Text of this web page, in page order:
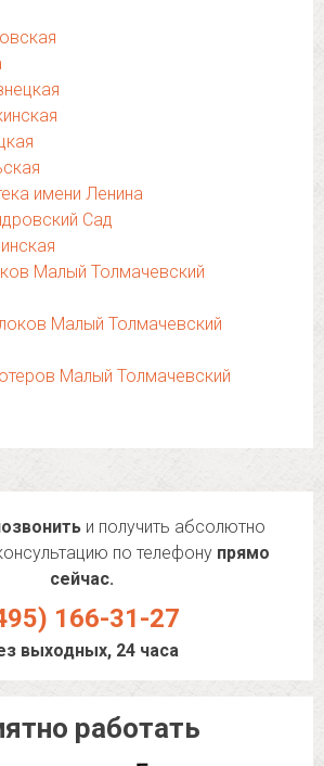
имени Ленина
Сад
Малый Толмачевский
Малый Толмачевский
Малый Толмачевский
и получить абсолютно
по телефону прямо
сейчас.
166-31-27
выходных, 24 часа
работать